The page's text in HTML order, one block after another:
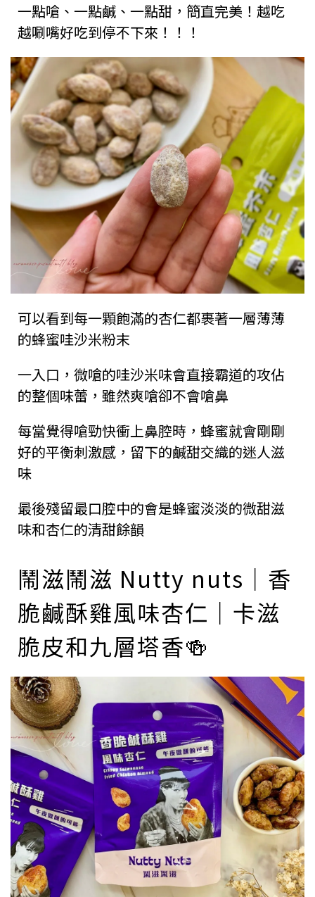
一點嗆、一點鹹、一點甜，簡直完美！越吃
越唰嘴好吃到停不下來！！！
可以看到每一顆飽滿的杏仁都裹著一層薄薄
的蜂蜜哇沙米粉末
一入口，微嗆的哇沙米味會直接霸道的攻佔
的整個味蕾，雖然爽嗆卻不會嗆鼻
每當覺得嗆勁快衝上鼻腔時，蜂蜜就會剛剛
好的平衡刺激感，留下的鹹甜交織的迷人滋
味
最後殘留最口腔中的會是蜂蜜淡淡的微甜滋
味和杏仁的清甜餘韻
鬧滋鬧滋 Nutty nuts｜香
脆鹹酥雞風味杏仁｜卡滋
脆皮和九層塔香🍻